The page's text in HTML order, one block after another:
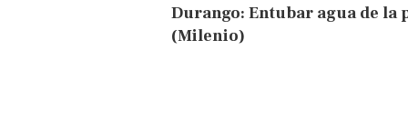
Durango: Entubar agua de la
(Milenio)